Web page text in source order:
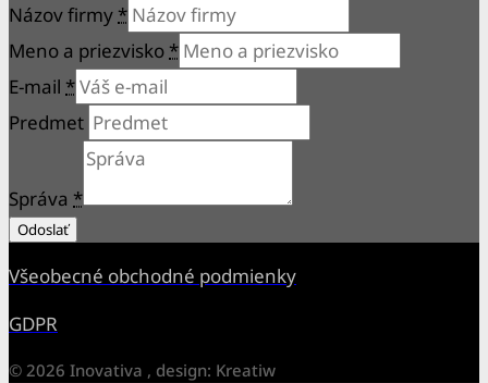
Názov firmy *
Meno a priezvisko *
E-mail *
Predmet
Správa *
Odoslať
Všeobecné obchodné podmienky
GDPR
© 2026 Inovativa , design: Kreatiw